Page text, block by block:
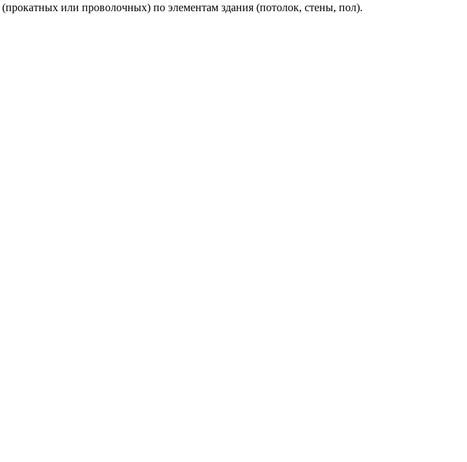
или проволочных) по элементам здания (потолок, стены, пол).